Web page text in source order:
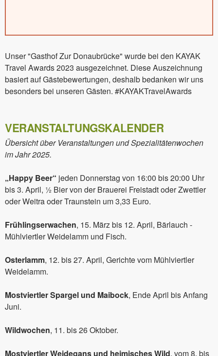
Unser "Gasthof Zur Donaubrücke" wurde bei den KAYAK
Travel Awards 2023 ausgezeichnet. Diese Auszeichnung
basiert auf Gästebewertungen, deshalb bedanken wir uns
besonders bei unseren Gästen. #KAYAKTravelAwards
VERANSTALTUNGSKALENDER
Übersicht über Veranstaltungen und Spezialitätenwochen
im Jahr 2025.
„Happy Beer“ jeden Donnerstag von 16:00 bis 20:00 Uhr
bis 3. April, ½ Bier von der Brauerei Freistadt oder Zwettler
oder Weitra oder Traunstein um 3,33 Euro.
Frühlingserwachen, 15. März bis 12. April, Bärlauch -
Mühlviertler Weidelamm und Fisch.
Osterlamm, 12. bis 27. April, Gerichte vom Mühlviertler
Weidelamm.
Mostviertler Spargel und Maibock, Ende April bis Anfang
Juni.
Wildwochen, 11. bis 26 Oktober.
Mostviertler Weidegans und heimisches Wild, vom 8. bis